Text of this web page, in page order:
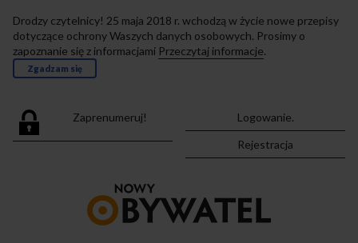
Drodzy czytelnicy! 25 maja 2018 r. wchodzą w życie nowe przepisy
dotyczące ochrony Waszych danych osobowych. Prosimy o
zapoznanie się z informacjami Przeczytaj informacje.
Zgadzam się
Zaprenumeruj!
Logowanie.
Rejestracja
strony